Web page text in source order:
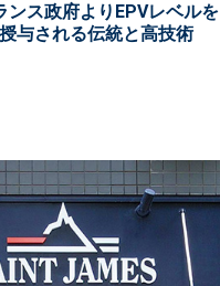
ンス政府よりEPVレベルを
授与される伝統と高技術